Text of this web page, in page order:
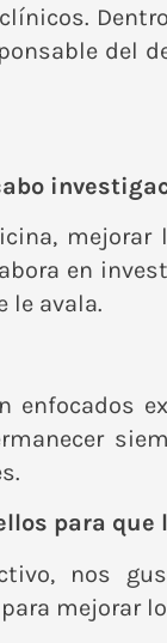
del
en
le avala.
enfocados
para
nos
mejorar